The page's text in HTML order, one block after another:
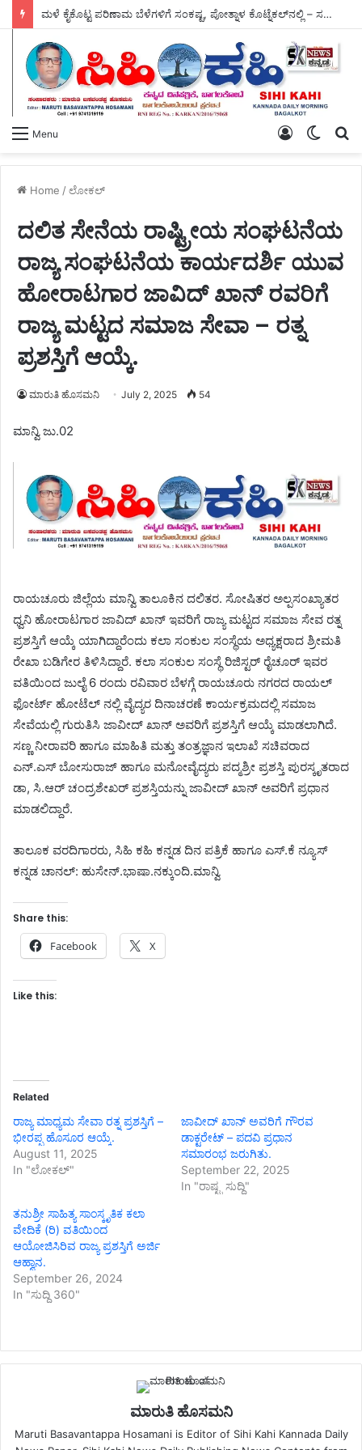
ಮಳೆ ಕೈಕೊಟ್ಟ ಪರಿಣಾಮ ಬೆಳೆಗಳಿಗೆ ಸಂಕಷ್ಟ, ಪೋತ್ನಾಳ ಕೊಟ್ನೆಕಲ್‌ನಲ್ಲಿ – ಸಚಿವರ ಪರಿಶೀಲನೆ.
Menu
Switch
Log
Home /ಲೋಕಲ್
ದಲಿತ ಸೇನೆಯ ರಾಷ್ಟ್ರೀಯ ಸಂಘಟನೆಯ
ರಾಜ್ಯ ಸಂಘಟನೆಯ ಕಾರ್ಯದರ್ಶಿ ಯುವ
ಹೋರಾಟಗಾರ ಜಾವಿದ್ ಖಾನ್ ರವರಿಗೆ
ರಾಜ್ಯ ಮಟ್ಟದ ಸಮಾಜ ಸೇವಾ – ರತ್ನ
ಪ್ರಶಸ್ತಿಗೆ ಆಯ್ಕೆ.
ಮಾರುತಿ ಹೊಸಮನಿ July 2, 2025 54
ಮಾನ್ವಿ ಜು.02
ರಾಯಚೂರು ಜಿಲ್ಲೆಯ ಮಾನ್ವಿ ತಾಲೂಕಿನ ದಲಿತರ. ಸೋಷಿತರ ಅಲ್ಪಸಂಖ್ಯಾತರ
ಧ್ವನಿ ಹೋರಾಟಗಾರ ಜಾವಿದ್ ಖಾನ್ ಇವರಿಗೆ ರಾಜ್ಯ ಮಟ್ಟದ ಸಮಾಜ ಸೇವ ರತ್ನ
ಪ್ರಶಸ್ತಿಗೆ ಆಯ್ಕೆ ಯಾಗಿದ್ದಾರೆಂದು ಕಲಾ ಸಂಕುಲ ಸಂಸ್ಥೆಯ ಅಧ್ಯಕ್ಷರಾದ ಶ್ರೀಮತಿ
ರೇಖಾ ಬಡಿಗೇರ ತಿಳಿಸಿದ್ದಾರೆ. ಕಲಾ ಸಂಕುಲ ಸಂಸ್ಥೆ ರಿಜಿಸ್ಟರ್ ರೈಚೂರ್ ಇವರ
ವತಿಯಿಂದ ಜುಲೈ 6 ರಂದು ರವಿವಾರ ಬೆಳಗ್ಗೆ ರಾಯಚೂರು ನಗರದ ರಾಯಲ್
ಫೋರ್ಟ್ ಹೋಟೆಲ್ ನಲ್ಲಿ ವೈದ್ಯರ ದಿನಾಚರಣೆ ಕಾರ್ಯಕ್ರಮದಲ್ಲಿ ಸಮಾಜ
ಸೇವೆಯಲ್ಲಿ ಗುರುತಿಸಿ ಜಾವೀದ್ ಖಾನ್ ಅವರಿಗೆ ಪ್ರಶಸ್ತಿಗೆ ಆಯ್ಕೆ ಮಾಡಲಾಗಿದೆ.
ಸಣ್ಣ ನೀರಾವರಿ ಹಾಗೂ ಮಾಹಿತಿ ಮತ್ತು ತಂತ್ರಜ್ಞಾನ ಇಲಾಖೆ ಸಚಿವರಾದ
ಎನ್.ಎಸ್ ಬೋಸುರಾಜ್ ಹಾಗೂ ಮನೋವೈದ್ಯರು ಪದ್ಮಶ್ರೀ ಪ್ರಶಸ್ತಿ ಪುರಸ್ಕೃತರಾದ
ಡಾ, ಸಿ.ಆರ್ ಚಂದ್ರಶೇಖರ್ ಪ್ರಶಸ್ತಿಯನ್ನು ಜಾವೀದ್ ಖಾನ್ ಅವರಿಗೆ ಪ್ರಧಾನ
ಮಾಡಲಿದ್ದಾರೆ.
ತಾಲೂಕ ವರದಿಗಾರರು, ಸಿಹಿ ಕಹಿ ಕನ್ನಡ ದಿನ ಪತ್ರಿಕೆ ಹಾಗೂ ಎಸ್.ಕೆ ನ್ಯೂಸ್
ಕನ್ನಡ ಚಾನಲ್: ಹುಸೇನ್.ಭಾಷಾ.ನಕ್ಕುಂದಿ.ಮಾನ್ವಿ
Share this:
Facebook X
Like this:
Related
ರಾಜ್ಯ ಮಾಧ್ಯಮ ಸೇವಾ ರತ್ನ ಪ್ರಶಸ್ತಿಗೆ –
ಭೀರಪ್ಪ ಹೊಸೂರ ಆಯ್ಕೆ.
August 11, 2025
In "ಲೋಕಲ್"
ಜಾವೀದ್ ಖಾನ್ ಅವರಿಗೆ ಗೌರವ
ಡಾಕ್ಟರೇಟ್ – ಪದವಿ ಪ್ರಧಾನ
ಸಮಾರಂಭ ಜರುಗಿತು.
September 22, 2025
In "ರಾಷ್ಟ್ರ ಸುದ್ದಿ"
ತನುಶ್ರೀ ಸಾಹಿತ್ಯ ಸಾಂಸ್ಕೃತಿಕ ಕಲಾ
ವೇದಿಕೆ (ರಿ) ವತಿಯಿಂದ
ಆಯೋಜಿಸಿರಿವ ರಾಜ್ಯ ಪ್ರಶಸ್ತಿಗೆ ಅರ್ಜಿ
ಆಹ್ವಾನ.
September 26, 2024
In "ಸುದ್ದಿ 360"
ಮಾರುತಿ ಹೊಸಮನಿ
Maruti Basavantappa Hosamani is Editor of Sihi Kahi Kannada Daily